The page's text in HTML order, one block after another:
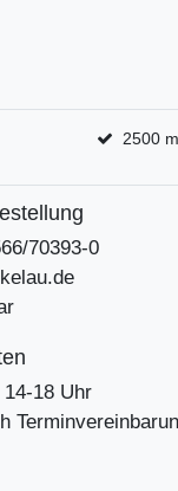
2500
70393-0
18 Uhr